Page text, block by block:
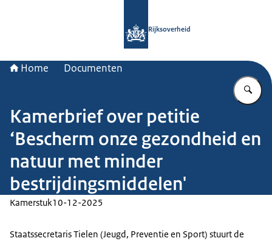
Rijksoverheid
Home Documenten
Kamerbrief over petitie
‘Bescherm onze gezondheid en
natuur met minder
bestrijdingsmiddelen'
Kamerstuk10-12-2025
Staatssecretaris Tielen (Jeugd, Preventie en Sport) stuurt de